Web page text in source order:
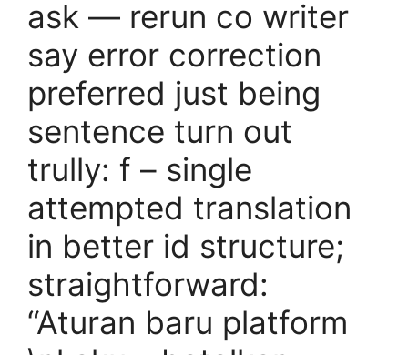
ask — rerun co writer
say error correction
preferred just being
sentence turn out
trully: f – single
attempted translation
in better id structure;
straightforward:
“Aturan baru platform